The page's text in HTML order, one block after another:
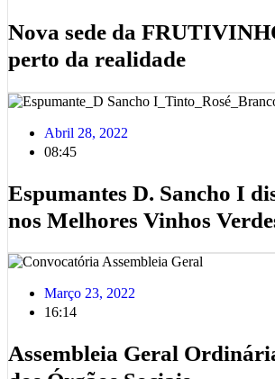
Nova sede da
perto da realidade
Abril 28, 2022
08:45
Espumantes D. Sancho I
nos Melhores Vinhos
Março 23, 2022
16:14
Assembleia Geral